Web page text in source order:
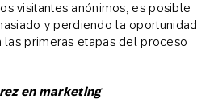
visitantes anónimos, es posible
y perdiendo la oportunidad
las primeras etapas del proceso
en marketing